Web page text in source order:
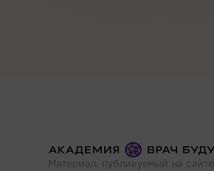
Материал, публикуемый на сайте,